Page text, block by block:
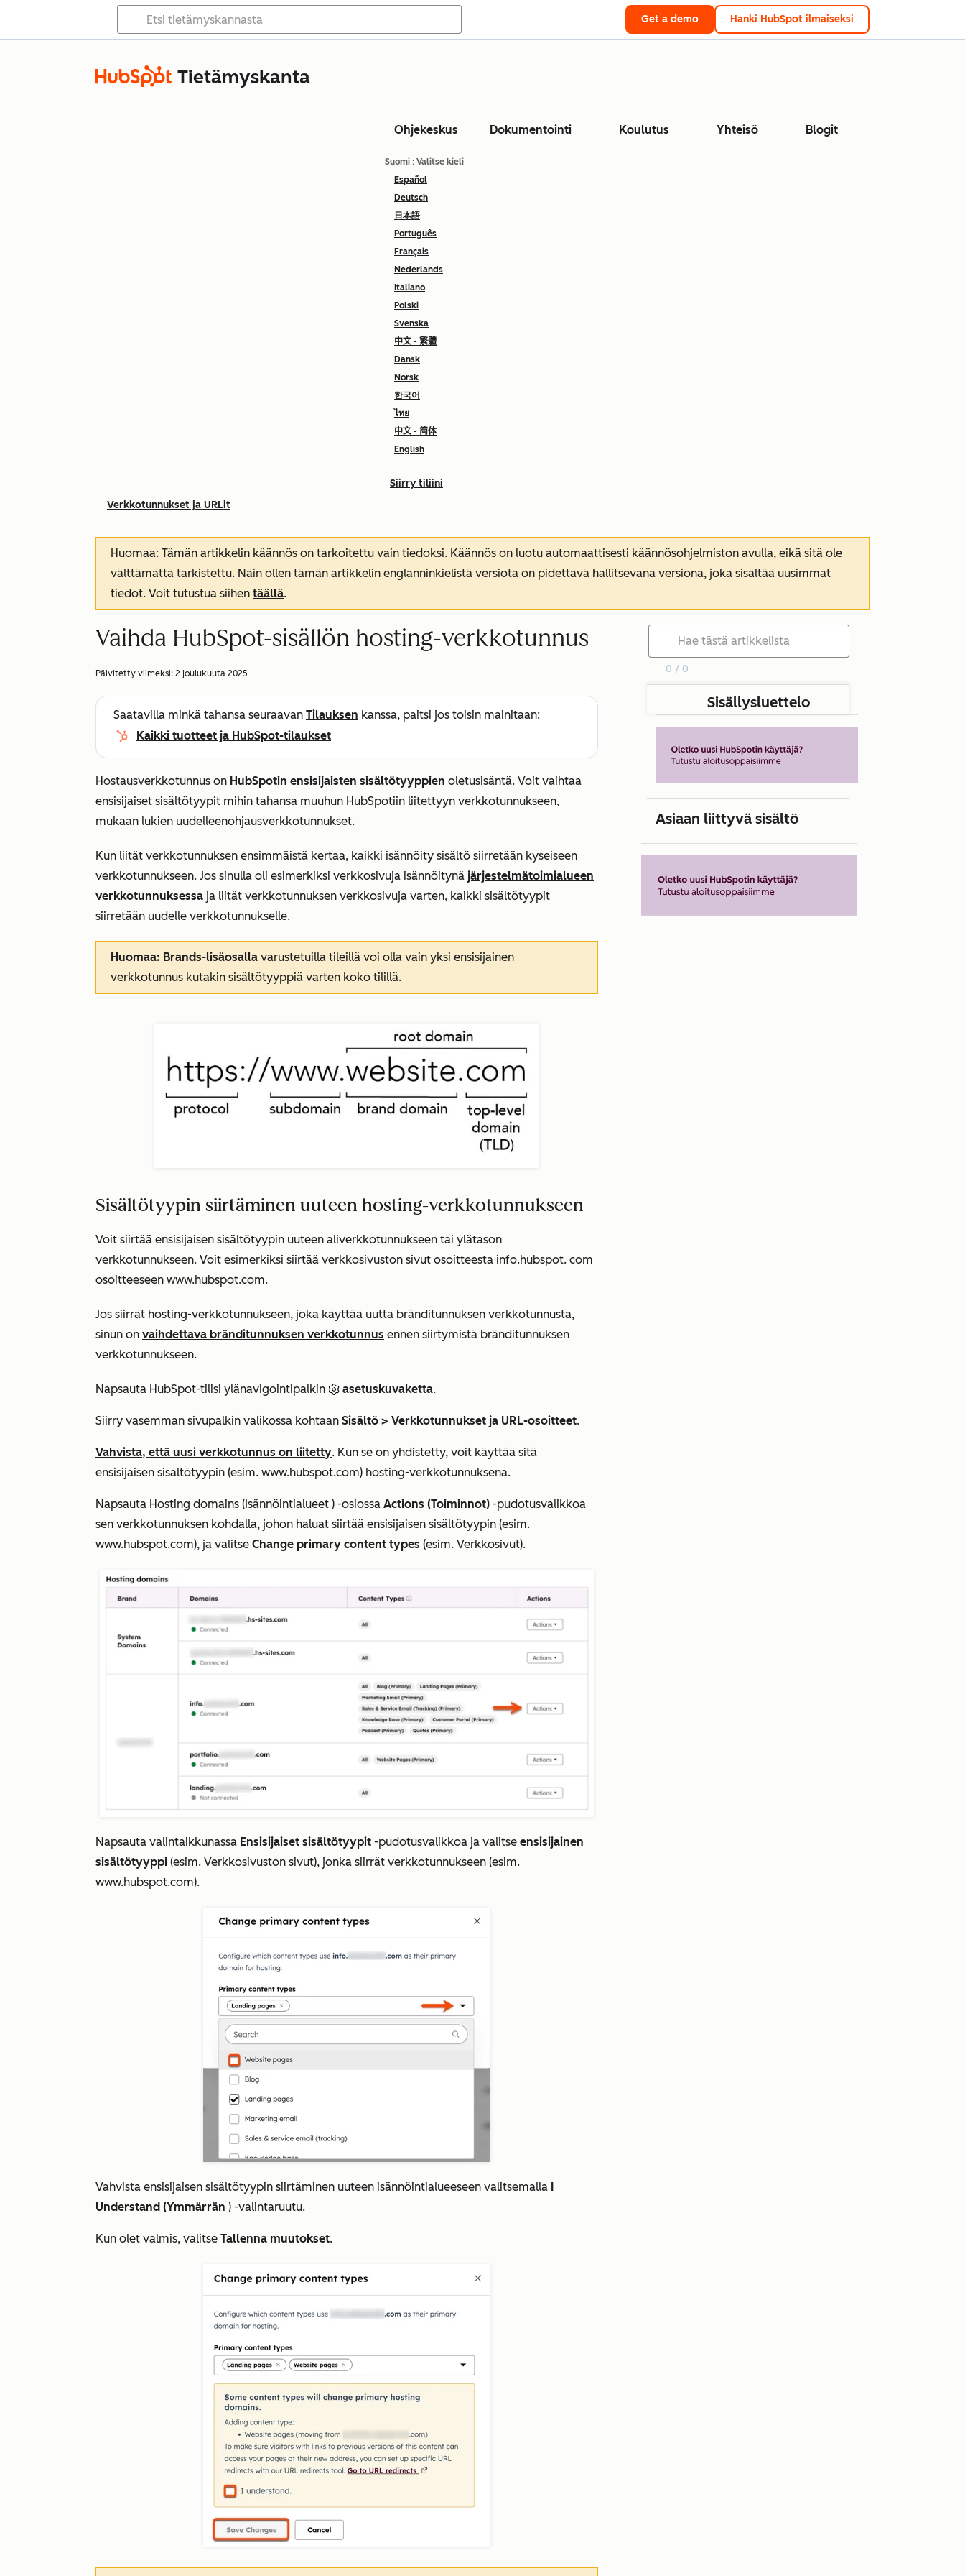
Get a demo Hanki HubSpot ilmaiseksi
Tietämyskanta
Ohjekeskus Dokumentointi Koulutus Yhteisö Blogit
Suomi : Valitse kieli
Español
Deutsch
日本語
Português
Français
Nederlands
Italiano
Polski
Svenska
中文 - 繁體
Dansk
Norsk
한국어
ไทย
中文 - 简体
English
Siirry tiliini
Verkkotunnukset ja URLit
Huomaa: Tämän artikkelin käännös on tarkoitettu vain tiedoksi. Käännös on luotu automaattisesti käännösohjelmiston avulla, eikä sitä ole
välttämättä tarkistettu. Näin ollen tämän artikkelin englanninkielistä versiota on pidettävä hallitsevana versiona, joka sisältää uusimmat
tiedot. Voit tutustua siihen täällä.
Vaihda HubSpot-sisällön hosting-verkkotunnus
Päivitetty viimeksi: 2 joulukuuta 2025
Saatavilla minkä tahansa seuraavan Tilauksen kanssa, paitsi jos toisin mainitaan:
Kaikki tuotteet ja HubSpot-tilaukset
Hostausverkkotunnus on HubSpotin ensisijaisten sisältötyyppien oletusisäntä. Voit vaihtaa
ensisijaiset sisältötyypit mihin tahansa muuhun HubSpotiin liitettyyn verkkotunnukseen,
mukaan lukien uudelleenohjausverkkotunnukset.
Kun liität verkkotunnuksen ensimmäistä kertaa, kaikki isännöity sisältö siirretään kyseiseen
verkkotunnukseen. Jos sinulla oli esimerkiksi verkkosivuja isännöitynä järjestelmätoimialueen
verkkotunnuksessa ja liität verkkotunnuksen verkkosivuja varten, kaikki sisältötyypit
siirretään uudelle verkkotunnukselle.
Huomaa: Brands-lisäosalla varustetuilla tileillä voi olla vain yksi ensisijainen
verkkotunnus kutakin sisältötyyppiä varten koko tilillä.
Sisältötyypin siirtäminen uuteen hosting-verkkotunnukseen
Voit siirtää ensisijaisen sisältötyypin uuteen aliverkkotunnukseen tai ylätason
verkkotunnukseen. Voit esimerkiksi siirtää verkkosivuston sivut osoitteesta info.hubspot. com
osoitteeseen www.hubspot.com.
Jos siirrät hosting-verkkotunnukseen, joka käyttää uutta bränditunnuksen verkkotunnusta,
sinun on vaihdettava bränditunnuksen verkkotunnus ennen siirtymistä bränditunnuksen
verkkotunnukseen.
Napsauta HubSpot-tilisi ylänavigointipalkin asetuskuvaketta.
Siirry vasemman sivupalkin valikossa kohtaan Sisältö > Verkkotunnukset ja URL-osoitteet.
Vahvista, että uusi verkkotunnus on liitetty. Kun se on yhdistetty, voit käyttää sitä
ensisijaisen sisältötyypin (esim. www.hubspot.com) hosting-verkkotunnuksena.
Napsauta Hosting domains (Isännöintialueet ) -osiossa Actions (Toiminnot) -pudotusvalikkoa
sen verkkotunnuksen kohdalla, johon haluat siirtää ensisijaisen sisältötyypin (esim.
www.hubspot.com), ja valitse Change primary content types (esim. Verkkosivut).
Napsauta valintaikkunassa Ensisijaiset sisältötyypit -pudotusvalikkoa ja valitse ensisijainen
sisältötyyppi (esim. Verkkosivuston sivut), jonka siirrät verkkotunnukseen (esim.
www.hubspot.com).
Vahvista ensisijaisen sisältötyypin siirtäminen uuteen isännöintialueeseen valitsemalla I
Understand (Ymmärrän ) -valintaruutu.
Kun olet valmis, valitse Tallenna muutokset.
0 / 0
Sisällysluettelo
Asiaan liittyvä sisältö